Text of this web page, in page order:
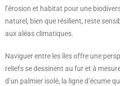
l’érosion et habitat pour une
naturel, bien que résilient, reste
aux aléas climatiques.
Naviguer entre les îles offre une
reliefs se dessinent au fur et à
d’un palmier isolé, la ligne d’écume